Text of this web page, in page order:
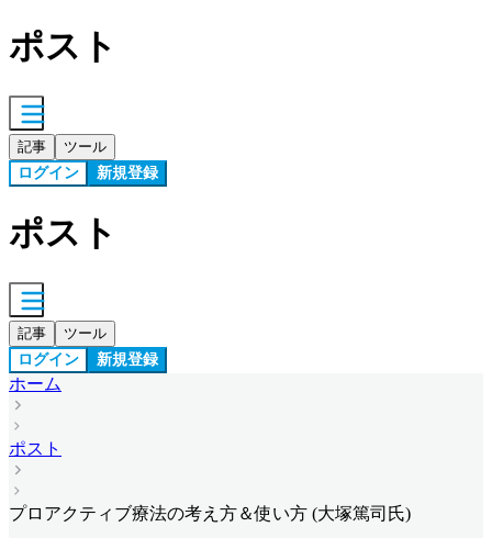
ポスト
記事 ツール
ログイン 新規登録
ポスト
記事 ツール
ログイン 新規登録
ホーム
ポスト
プロアクティブ療法の考え方＆使い方 (大塚篤司氏)